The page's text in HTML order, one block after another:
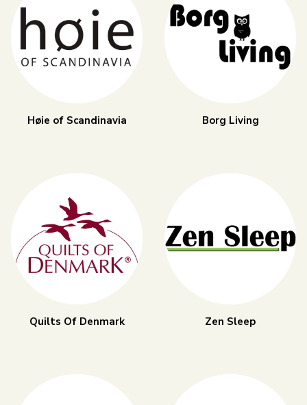
Høie of Scandinavia Borg Living
Quilts Of Denmark Zen Sleep